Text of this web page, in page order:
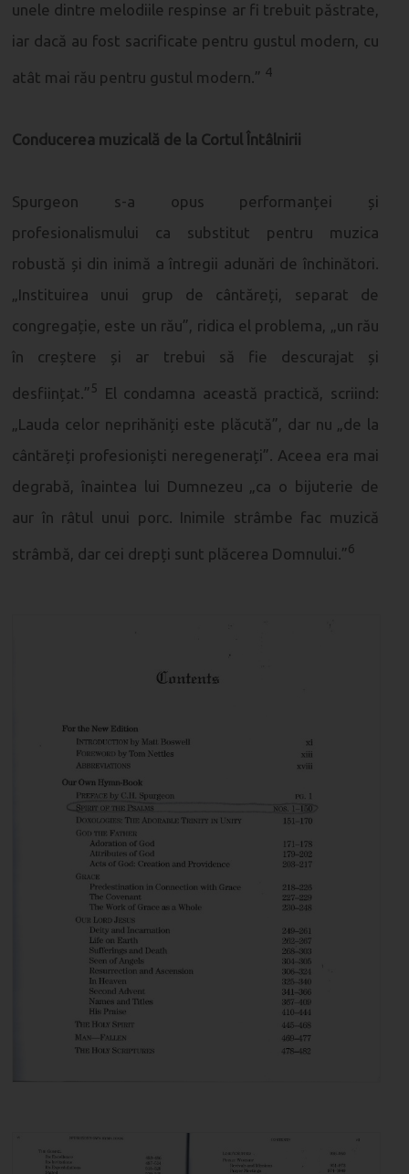
unele dintre melodiile respinse ar fi trebuit păstrate,
iar dacă au fost sacrificate pentru gustul modern, cu
atât mai rău pentru gustul modern.” 4
Conducerea muzicală de la Cortul Întâlnirii
Spurgeon s-a opus performanței și
profesionalismului ca substitut pentru muzica
robustă și din inimă a întregii adunări de închinători.
„Instituirea unui grup de cântăreți, separat de
congregație, este un rău”, ridica el problema, „un rău
în creștere și ar trebui să fie descurajat și
desființat.” 5
El condamna această practică, scriind:
„Lauda celor neprihăniți este plăcută”, dar nu „de la
cântăreți profesioniști neregenerați”. Aceea era mai
degrabă, înaintea lui Dumnezeu „ca o bijuterie de
aur în râtul unui porc. Inimile strâmbe fac muzică
strâmbă, dar cei drepți sunt plăcerea Domnului.”6